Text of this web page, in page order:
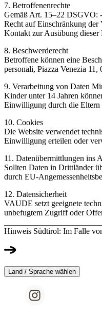
7. Betroffenenrechte
Gemäß Art. 15–22 DSGVO:
Recht auf Einschränkung der
Kontakt zur Ausübung
8. Beschwerderecht
Betroffene können eine
personali, Piazza Venezia
9. Verarbeitung von Daten
Kinder unter 14 Jahren
Einwilligung durch die Eltern
10. Cookies
Die Website verwendet
Einwilligung erteilen oder
11. Datenübermittlungen ins
Sollten Daten in Drittländer
durch EU-
12. Datensicherheit
VAUDE setzt geeignete
unbefugtem Zugriff oder
Hinweis Südtirol: Im Falle
Land / Sprache wählen